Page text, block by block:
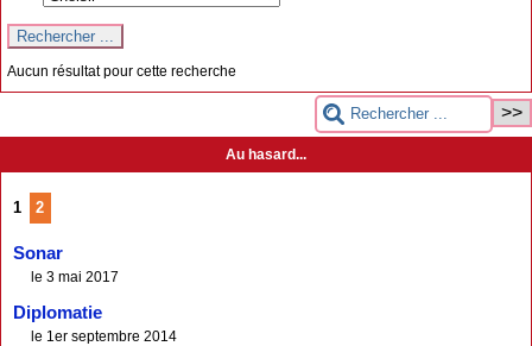
Aucun résultat pour cette recherche
Au hasard...
1 2
Sonar
le 3 mai 2017
Diplomatie
le 1er septembre 2014